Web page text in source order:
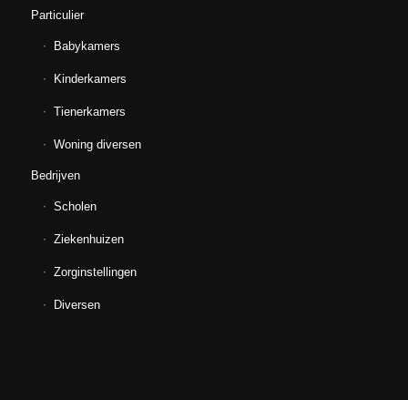
Particulier
Babykamers
Kinderkamers
Tienerkamers
Woning diversen
Bedrijven
Scholen
Ziekenhuizen
Zorginstellingen
Diversen